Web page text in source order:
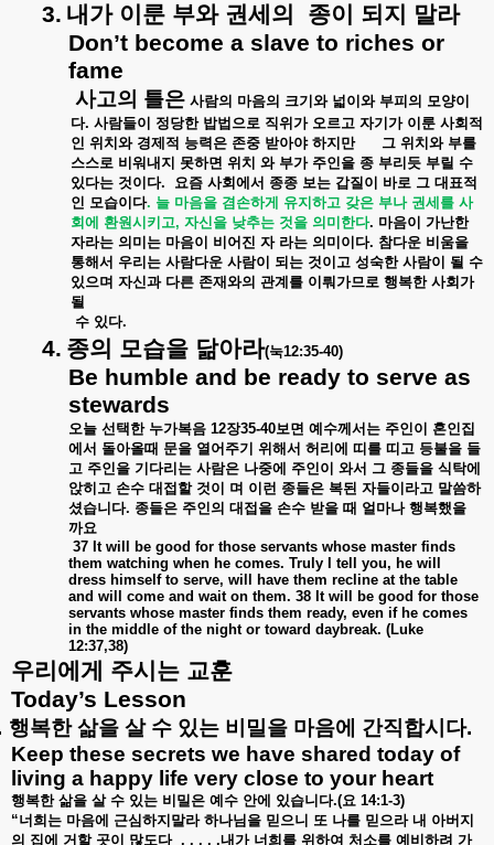
3. 내가 이룬 부와 권세의 종이 되지 말라
Don’t become a slave to riches or
fame
사고의 틀은 사람의 마음의 크기와 넓이와 부피의 모양이
다. 사람들이 정당한 밥법으로 직위가 오르고 자기가 이룬 사회적
인 위치와 경제적 능력은 존중 받아야 하지만 그 위치와 부를
스스로 비워내지 못하면 위치 와 부가 주인을 종 부리듯 부릴 수
있다는 것이다. 요즘 사회에서 종종 보는 갑질이 바로 그 대표적
인 모습이다. 늘 마음을 겸손하게 유지하고 갖은 부나 권세를 사
회에 환원시키고, 자신을 낮추는 것을 의미한다. 마음이 가난한
자라는 의미는 마음이 비어진 자 라는 의미이다. 참다운 비움을
통해서 우리는 사람다운 사람이 되는 것이고 성숙한 사람이 될 수
있으며 자신과 다른 존재와의 관계를 이뤄가므로 행복한 사회가
될
수 있다.
4. 종의 모습을 닮아라(눅12:35-40)
Be humble and be ready to serve as
stewards
오늘 선택한 누가복음 12장35-40보면 예수께서는 주인이
혼인집
에서 돌아올때 문을 열어주기 위해서 허리에 띠를 띠고 등불을 들
고 주인을 기다리는 사람은 나중에 주인이 와서 그 종들을 식탁에
앉히고 손수 대접할 것이 며 이런 종들은 복된 자들이라고 말씀하
셨습니다. 종들은 주인의 대접을 손수 받을 때 얼마나 행복했을
까요
37 It will be good for those servants whose master finds
them watching when he comes. Truly I tell you, he will
dress himself to serve, will have them recline at the table
and will come and wait on them. 38 It will be good for those
servants whose master finds them ready, even if he comes
in the middle of the night or toward daybreak. (Luke
12:37,38)
우리에게 주시는 교훈
Today’s Lesson
행복한 삶을 살 수 있는 비밀을 마음에 간직합시다.
Keep these secrets we have shared today of
living a happy life very close to your heart
행복한 삶을 살 수 있는 비밀은 예수 안에 있습니다.(요 14:1-3)
“너희는 마음에 근심하지말라 하나님을 믿으니 또 나를 믿으라 내 아버지
의 집에 거할 곳이 많도다 . . . . .내가 너희를 위하여 처소를 예비하려 가